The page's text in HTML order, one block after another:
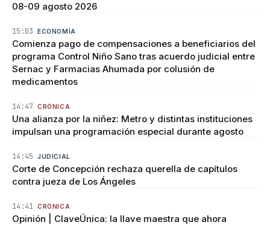
08-09 agosto 2026
15:03 ECONOMÍA
Comienza pago de compensaciones a beneficiarios del
programa Control Niño Sano tras acuerdo judicial entre
Sernac y Farmacias Ahumada por colusión de
medicamentos
14:47 CRÓNICA
Una alianza por la niñez: Metro y distintas instituciones
impulsan una programación especial durante agosto
14:45 JUDICIAL
Corte de Concepción rechaza querella de capítulos
contra jueza de Los Ángeles
14:41 CRÓNICA
Opinión | ClaveÚnica: la llave maestra que ahora